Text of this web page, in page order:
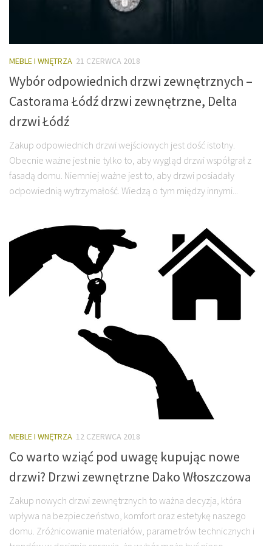
MEBLE I WNĘTRZA 21 CZERWCA 2018
Wybór odpowiednich drzwi zewnętrznych –
Castorama Łódź drzwi zewnętrzne, Delta
drzwi Łódź
Zakup odpowiednich drzwi wejściowych jest dość istotny.
Obecnie ważne jest nie tylko to, aby wygląd drzwi współgrał z
fasadą domu. Niemniej ważne jest to, aby drzwi posiadały
odpowiednią wytrzymałość. Wiedzą o tym między innymi...
MEBLE I WNĘTRZA 12 CZERWCA 2018
Co warto wziąć pod uwagę kupując nowe
drzwi? Drzwi zewnętrzne Dako Włoszczowa
Zakup nowych drzwi zewnętrznych to ważna decyzja, która
wpływa na bezpieczeństwo, komfort oraz estetykę naszego
domu. Zróżnicowanie materiałów, parametrów technicznych i